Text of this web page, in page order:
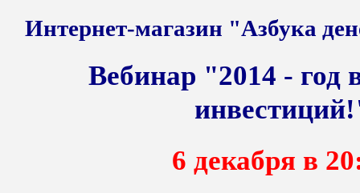
Интернет-магазин "Азбука
Вебинар "2014 - год
6 декабря в